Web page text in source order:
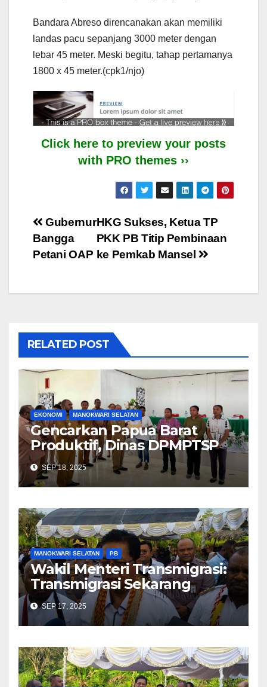
Bandara Abreso direncanakan akan memiliki
landas pacu sepanjang 3000 meter dengan
lebar 45 meter. Meski begitu, tahap pertamanya
1800 x 45 meter.(cpk1/njo)
Click here to preview your posts
with PRO themes ››
Post
navigation
HKG Sukses, Ketua TP
PKK PB Titip Pembinaan
ke Pemkab Mansel
Gubernur
Bangga
Petani OAP
RELATED POST
EKONOMI MANOKWARI SELATAN
Gencarkan Papua Barat
Produktif, Dinas DPMPTSP
Sosialiasi Perizinan Berusaha
Berbasis Risiko dan NIB
SEP 18, 2025
MANOKWARI SELATAN PB
Wakil Menteri Transmigrasi:
Transmigrasi Sekarang
Tergantung Permintaan
Pemerintah Daerah
SEP 17, 2025